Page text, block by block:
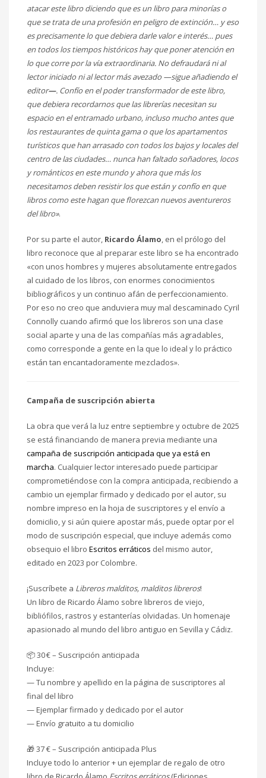
atacar este libro diciendo que es un libro para minorías o
que se trata de una profesión en peligro de extinción… y eso
es precisamente lo que debiera darle valor e interés… pues
en todos los tiempos históricos hay que poner atención en
lo que corre por la vía extraordinaria. No defraudará ni al
lector iniciado ni al lector más avezado —sigue añadiendo el
editor—. Confío en el poder transformador de este libro,
que debiera recordarnos que las librerías necesitan su
espacio en el entramado urbano, incluso mucho antes que
los restaurantes de quinta gama o que los apartamentos
turísticos que han arrasado con todos los bajos y locales del
centro de las ciudades… nunca han faltado soñadores, locos
y románticos en este mundo y ahora que más los
necesitamos deben resistir los que están y confío en que
libros como este hagan que florezcan nuevos aventureros
del libro».
Por su parte el autor, Ricardo Álamo, en el prólogo del
libro reconoce que al preparar este libro se ha encontrado
«con unos hombres y mujeres absolutamente entregados
al cuidado de los libros, con enormes conocimientos
bibliográficos y un continuo afán de perfeccionamiento.
Por eso no creo que anduviera muy mal descaminado Cyril
Connolly cuando afirmó que los libreros son una clase
social aparte y una de las compañías más agradables,
como corresponde a gente en la que lo ideal y lo práctico
están tan encantadoramente mezclados».
Campaña de suscripción abierta
La obra que verá la luz entre septiembre y octubre de 2025
se está financiando de manera previa mediante una
campaña de suscripción anticipada que ya está en
marcha. Cualquier lector interesado puede participar
comprometiéndose con la compra anticipada, recibiendo a
cambio un ejemplar firmado y dedicado por el autor, su
nombre impreso en la hoja de suscriptores y el envío a
domicilio, y si aún quiere apostar más, puede optar por el
modo de suscripción especial, que incluye además como
obsequio el libro Escritos erráticos del mismo autor,
editado en 2023 por Colombre.
¡Suscríbete a Libreros malditos, malditos libreros!
Un libro de Ricardo Álamo sobre libreros de viejo,
bibliófilos, rastros y estanterías olvidadas. Un homenaje
apasionado al mundo del libro antiguo en Sevilla y Cádiz.
📦 30 € – Suscripción anticipada
Incluye:
— Tu nombre y apellido en la página de suscriptores al
final del libro
— Ejemplar firmado y dedicado por el autor
— Envío gratuito a tu domicilio
🎁 37 € – Suscripción anticipada Plus
Incluye todo lo anterior + un ejemplar de regalo de otro